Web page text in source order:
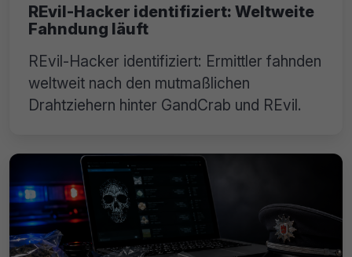
REvil-Hacker identifiziert: Weltweite
Fahndung läuft
REvil-Hacker identifiziert: Ermittler fahnden
weltweit nach den mutmaßlichen
Drahtziehern hinter GandCrab und REvil.